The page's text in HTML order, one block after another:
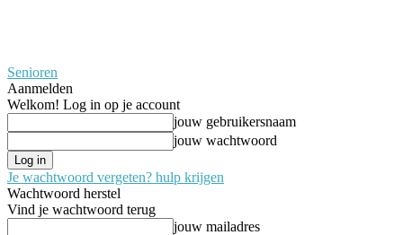
Senioren
Aanmelden
Welkom! Log in op je account
jouw gebruikersnaam
jouw wachtwoord
Je wachtwoord vergeten? hulp krijgen
Wachtwoord herstel
Vind je wachtwoord terug
jouw mailadres